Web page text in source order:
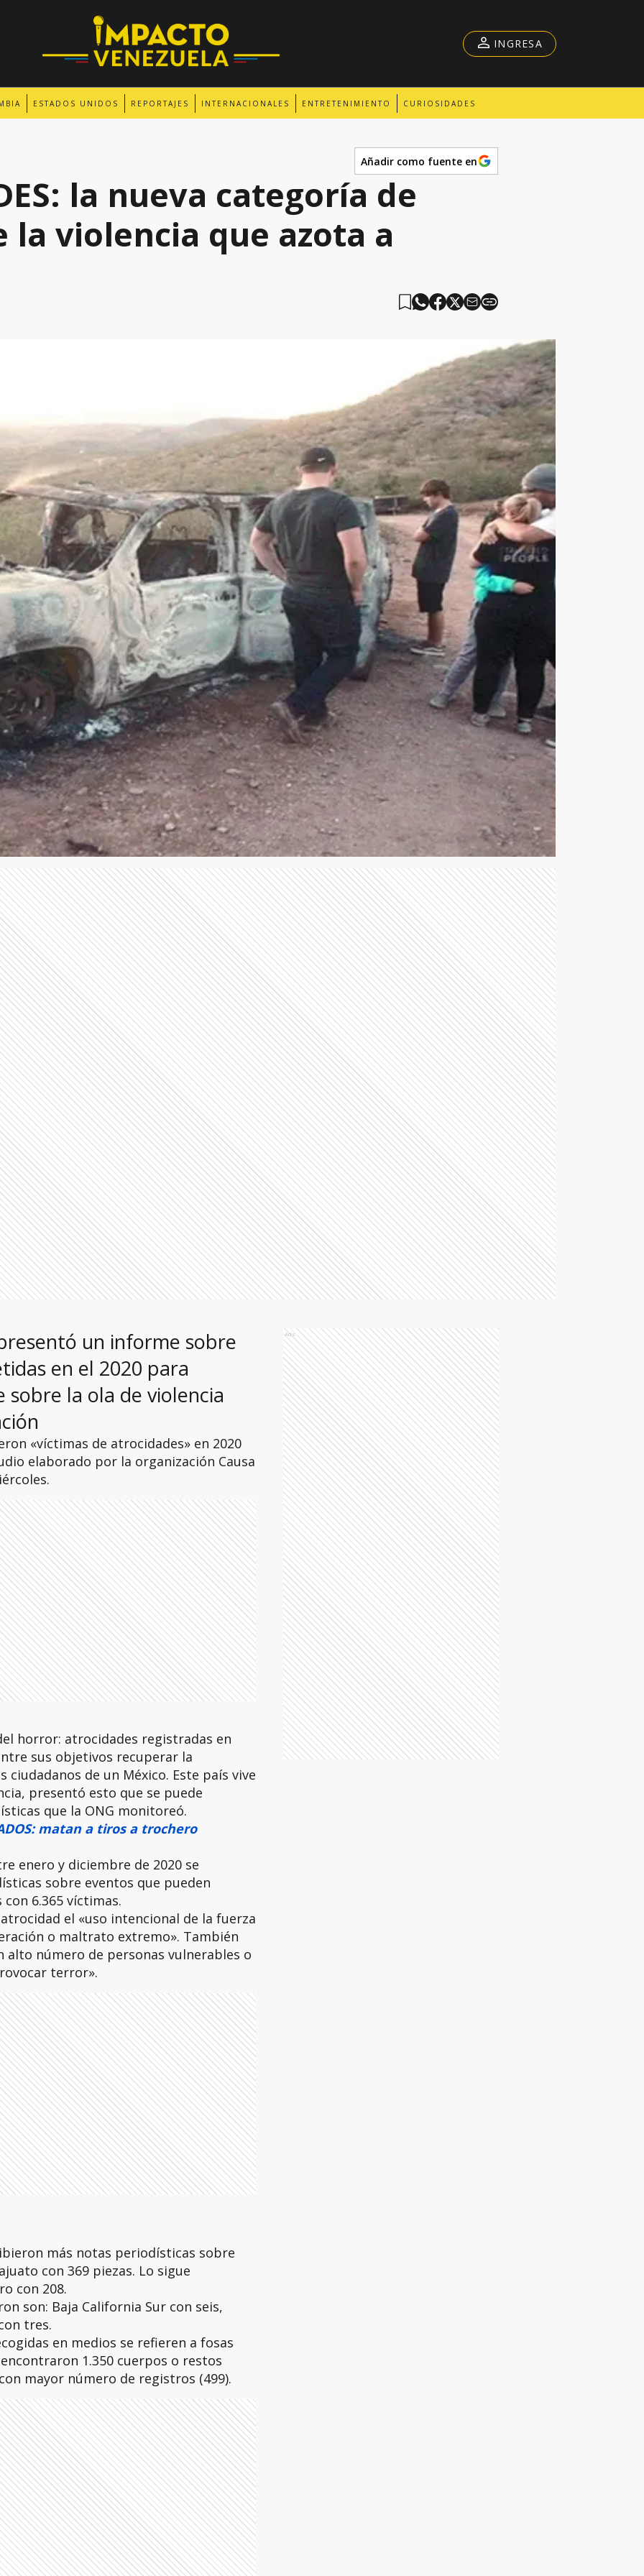
ESTADOS UNIDOS REPORTAJES INTERNACIONALES ENTRETENIMIENTO CURIOSIDADES
INGRESA
Añadir como fuente en
la nueva categoría de
la violencia que azota a
un informe sobre
en el 2020 para
sobre la ola de violencia
«víctimas de atrocidades» en 2020
elaborado por la organización Causa
horror: atrocidades registradas en
sus objetivos recuperar la
ciudadanos de un México. Este país vive
presentó esto que se puede
que la ONG monitoreó.
matan a tiros a trochero
enero y diciembre de 2020 se
sobre eventos que pueden
6.365 víctimas.
el «uso intencional de la fuerza
o maltrato extremo». También
alto número de personas vulnerables o
terror».
más notas periodísticas sobre
con 369 piezas. Lo sigue
con 208.
son: Baja California Sur con seis,
tres.
en medios se refieren a fosas
1.350 cuerpos o restos
mayor número de registros (499).
Ads